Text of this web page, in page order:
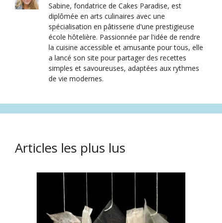
Sabine, fondatrice de Cakes Paradise, est
diplômée en arts culinaires avec une
spécialisation en pâtisserie d'une prestigieuse
école hôtelière. Passionnée par l'idée de rendre
la cuisine accessible et amusante pour tous, elle
a lancé son site pour partager des recettes
simples et savoureuses, adaptées aux rythmes
de vie modernes.
Articles les plus lus